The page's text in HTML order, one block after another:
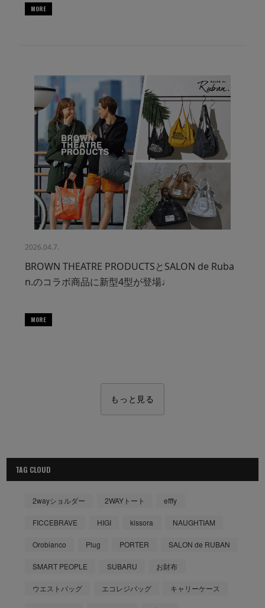
MORE
2026.04.7.
BROWN THEATRE PRODUCTSとSALON de Ruba
n.のコラボ商品に新型4型が登場♩
MORE
もっと見る
TAG CLOUD
2wayショルダー 2WAYトート efffy
FICCEBRAVE HIGI kissora NAUGHTIAM
Orobianco Plug PORTER SALON de RUBAN
SMART PEOPLE SUBARU お財布
ウエストバッグ エコレジバッグ キャリーケース